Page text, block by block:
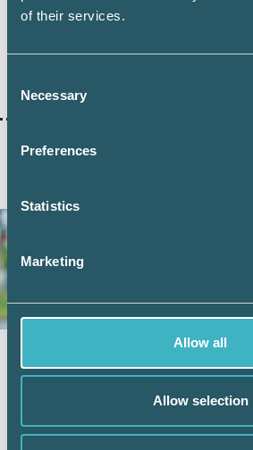
of their services.
Selection
Necessary
Preferences
Statistics
Marketing
Allow all
Allow selection
friskvårdsbidrag, men det finns